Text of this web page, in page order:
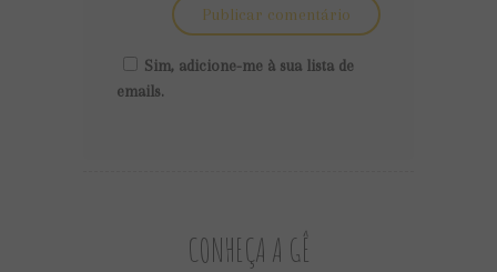
Sim, adicione-me à sua lista de
emails.
CONHEÇA A GÊ